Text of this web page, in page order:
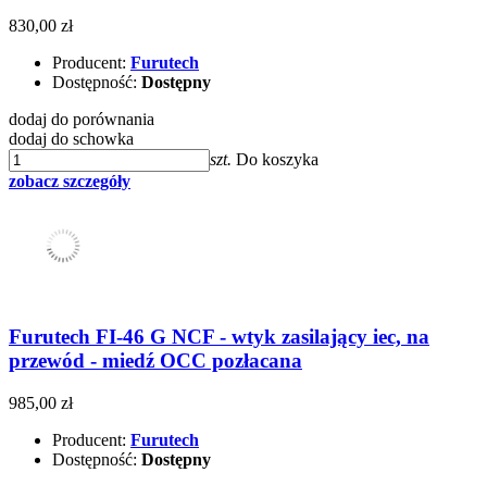
830,00 zł
Producent: Furutech
Dostępność: Dostępny
dodaj do porównania
dodaj do schowka
szt. Do koszyka
zobacz szczegóły
Furutech FI-46 G NCF - wtyk zasilający iec, na
przewód - miedź OCC pozłacana
985,00 zł
Producent: Furutech
Dostępność: Dostępny